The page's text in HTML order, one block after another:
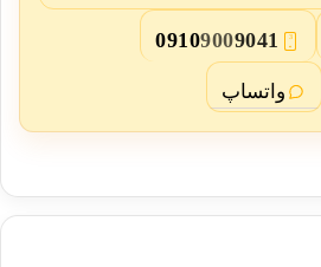
3
09109009041
واتساپ